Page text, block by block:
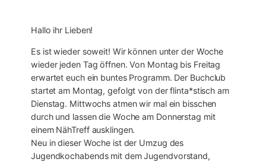
Hallo ihr Lieben!
Es ist wieder soweit! Wir können unter der Woche
wieder jeden Tag öffnen. Von Montag bis Freitag
erwartet euch ein buntes Programm. Der Buchclub
startet am Montag, gefolgt von der flinta*stisch am
Dienstag. Mittwochs atmen wir mal ein bisschen
durch und lassen die Woche am Donnerstag mit
einem NähTreff ausklingen.
Neu in dieser Woche ist der Umzug des
Jugendkochabends mit dem Jugendvorstand,